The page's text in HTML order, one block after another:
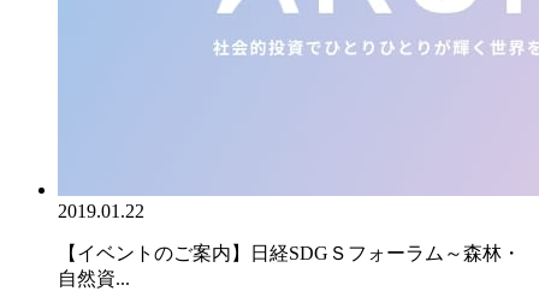
2019.01.22
【イベントのご案内】日経SDGＳフォーラム～森林・
自然資...